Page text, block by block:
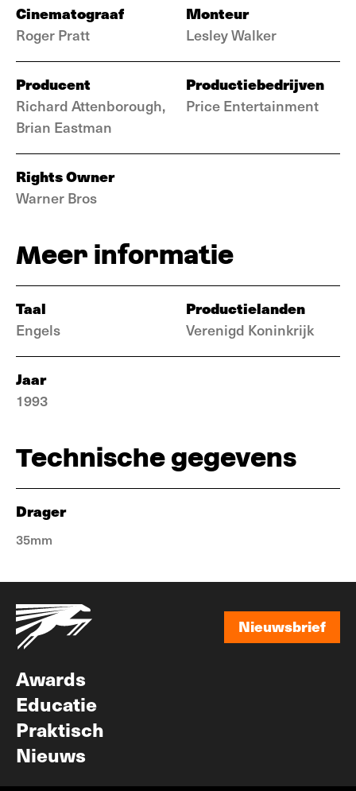
Cinematograaf
Roger Pratt
Monteur
Lesley Walker
Producent
Richard Attenborough,
Brian Eastman
Productiebedrijven
Price Entertainment
Rights Owner
Warner Bros
Meer informatie
Taal
Engels
Productielanden
Verenigd Koninkrijk
Jaar
1993
Technische gegevens
Drager
35mm
Nieuwsbrief
Awards
Educatie
Praktisch
Nieuws